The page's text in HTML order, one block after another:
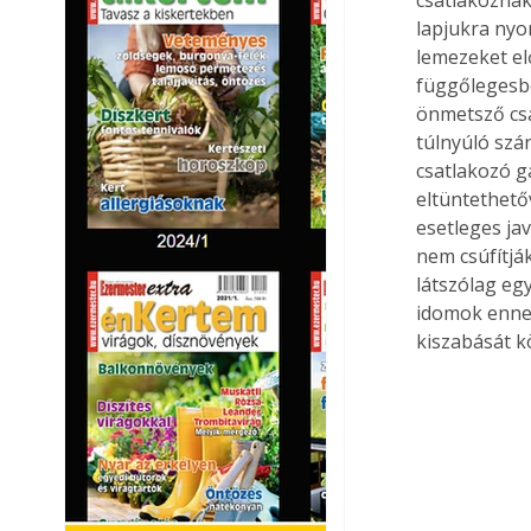
lapjukra
lemezeket
önmetsző
túlnyúló
csatlakozó
esetleges
nem
látszólag
idomok
kiszabását